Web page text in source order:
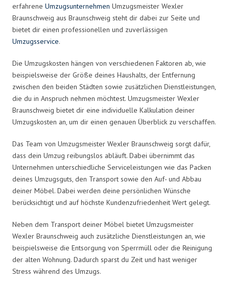
erfahrene Umzugsunternehmen Umzugsmeister Wexler
Braunschweig aus Braunschweig steht dir dabei zur Seite und
bietet dir einen professionellen und zuverlässigen
Umzugsservice.
Die Umzugskosten hängen von verschiedenen Faktoren ab, wie
beispielsweise der Größe deines Haushalts, der Entfernung
zwischen den beiden Städten sowie zusätzlichen Dienstleistungen,
die du in Anspruch nehmen möchtest. Umzugsmeister Wexler
Braunschweig bietet dir eine individuelle Kalkulation deiner
Umzugskosten an, um dir einen genauen Überblick zu verschaffen.
Das Team von Umzugsmeister Wexler Braunschweig sorgt dafür,
dass dein Umzug reibungslos abläuft. Dabei übernimmt das
Unternehmen unterschiedliche Serviceleistungen wie das Packen
deines Umzugsguts, den Transport sowie den Auf- und Abbau
deiner Möbel. Dabei werden deine persönlichen Wünsche
berücksichtigt und auf höchste Kundenzufriedenheit Wert gelegt.
Neben dem Transport deiner Möbel bietet Umzugsmeister
Wexler Braunschweig auch zusätzliche Dienstleistungen an, wie
beispielsweise die Entsorgung von Sperrmüll oder die Reinigung
der alten Wohnung. Dadurch sparst du Zeit und hast weniger
Stress während des Umzugs.